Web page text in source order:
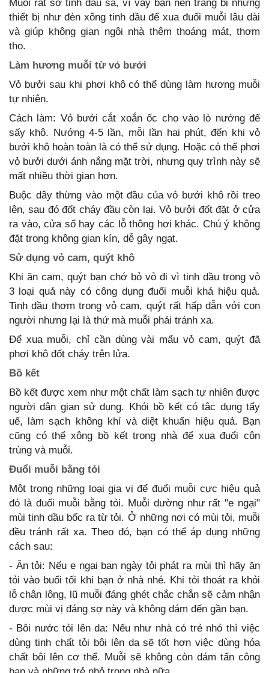
Muỗi rất sợ tinh dầu sả, vì vậy bạn nên trang bị những
thiết bị như đèn xông tinh dầu để xua đuổi muỗi lâu dài
và giúp không gian ngôi nhà thêm thoáng mát, thơm
tho.
Làm hương muỗi từ vỏ bưởi
Vỏ bưởi sau khi phơi khô có thể dùng làm hương muỗi
tự nhiên.
Cách làm: Vỏ bưởi cắt xoắn ốc cho vào lò nướng để
sấy khô. Nướng 4-5 lần, mỗi lần hai phút, đến khi vỏ
bưởi khô hoàn toàn là có thể sử dụng. Hoặc có thể phơi
vỏ bưởi dưới ánh nắng mặt trời, nhưng quy trình này sẽ
mất nhiều thời gian hơn.
Buộc dây thừng vào một đầu của vỏ bưởi khô rồi treo
lên, sau đó đốt cháy đầu còn lại. Vỏ bưởi đốt đặt ở cửa
ra vào, cửa sổ hay các lỗ thông hơi khác. Chú ý không
đặt trong không gian kín, dễ gây ngạt.
Sử dụng vỏ cam, quýt khô
Khi ăn cam, quýt bạn chớ bỏ vỏ đi vì tinh dầu trong vỏ
3 loại quả này có công dụng đuổi muỗi khá hiệu quả.
Tinh dầu thơm trong vỏ cam, quýt rất hấp dẫn với con
người nhưng lại là thứ mà muỗi phải tránh xa.
Để xua muỗi, chỉ cần dùng vài mẩu vỏ cam, quýt đã
phơi khô đốt cháy trên lửa.
Bồ kết
Bồ kết được xem như một chất làm sạch tự nhiên được
người dân gian sử dụng. Khói bồ kết có tâc dụng tẩy
uế, làm sạch không khí và diệt khuẩn hiệu quả. Bạn
cũng có thể xông bồ kết trong nhà để xua đuổi côn
trùng và muỗi.
Đuổi muỗi bằng tỏi
Một trong những loại gia vị để đuổi muỗi cực hiệu quả
đó là đuổi muỗi bằng tỏi. Muỗi dường như rất "e ngại"
mùi tinh dầu bốc ra từ tỏi. Ở những nơi có mùi tỏi, muỗi
đều tránh rất xa. Theo đó, bạn có thể áp dụng những
cách sau:
- Ăn tỏi: Nếu e ngại ban ngày tỏi phát ra mùi thì hãy ăn
tỏi vào buổi tối khi bạn ở nhà nhé. Khi tỏi thoát ra khỏi
lỗ chân lông, lũ muỗi đáng ghét chắc chắn sẽ cảm nhận
được mùi vị đáng sợ này và không dám đến gần bạn.
- Bôi nước tỏi lên da: Nếu như nhà có trẻ nhỏ thì việc
dùng tinh chất tỏi bôi lên da sẽ tốt hơn việc dùng hóa
chất bôi lên cơ thể. Muỗi sẽ không còn dám tấn công